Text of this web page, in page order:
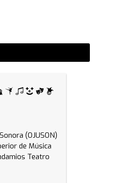
(OJUSON)
de Música
Teatro